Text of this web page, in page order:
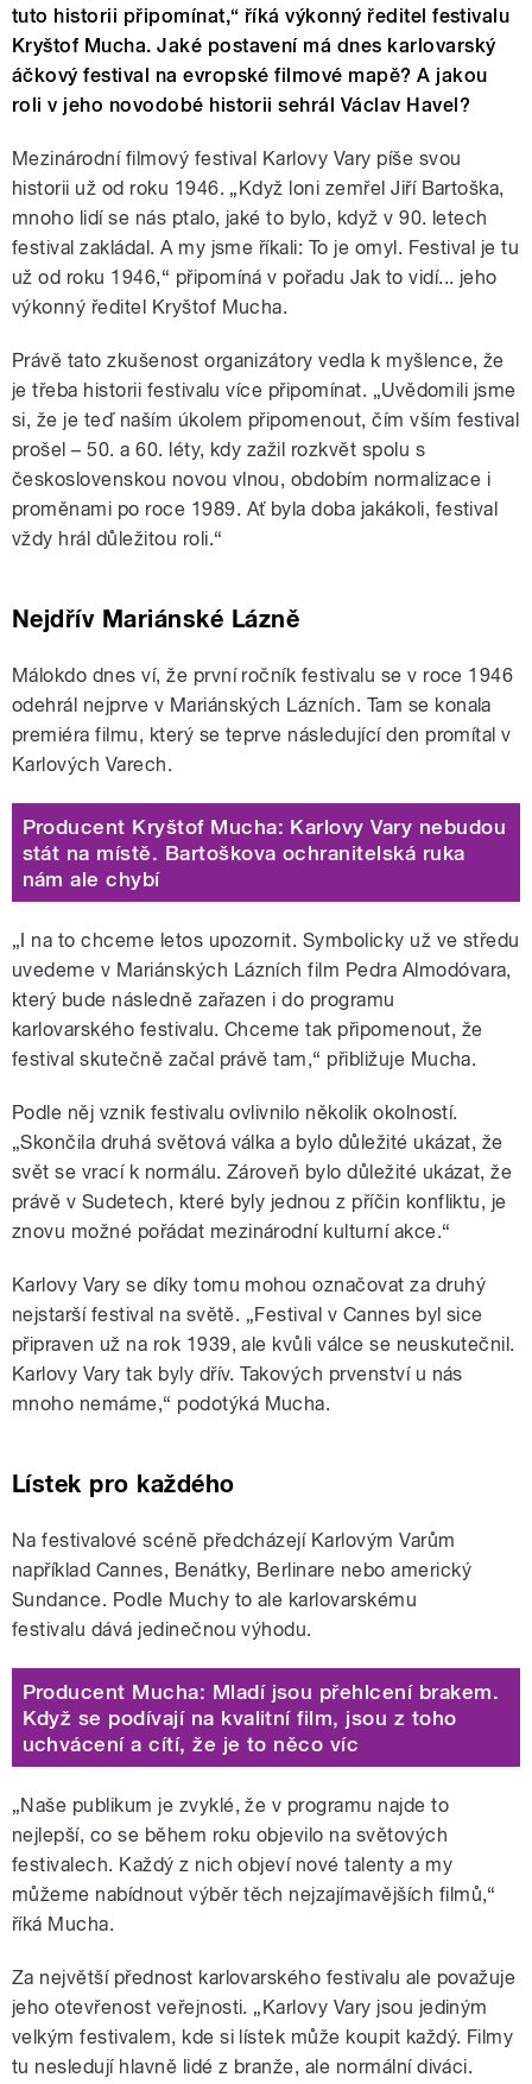
tuto historii připomínat,“ říká výkonný ředitel festivalu
Kryštof Mucha. Jaké postavení má dnes karlovarský
áčkový festival na evropské filmové mapě? A jakou
roli v jeho novodobé historii sehrál Václav Havel?
Mezinárodní filmový festival Karlovy Vary píše svou
historii už od roku 1946. „Když loni zemřel Jiří Bartoška,
mnoho lidí se nás ptalo, jaké to bylo, když v 90. letech
festival zakládal. A my jsme říkali: To je omyl. Festival je tu
už od roku 1946,“ připomíná v pořadu Jak to vidí... jeho
výkonný ředitel Kryštof Mucha.
Právě tato zkušenost organizátory vedla k myšlence, že
je třeba historii festivalu více připomínat. „Uvědomili jsme
si, že je teď naším úkolem připomenout, čím vším festival
prošel – 50. a 60. léty, kdy zažil rozkvět spolu s
československou novou vlnou, obdobím normalizace i
proměnami po roce 1989. Ať byla doba jakákoli, festival
vždy hrál důležitou roli.“
Nejdřív Mariánské Lázně
Málokdo dnes ví, že první ročník festivalu se v roce 1946
odehrál nejprve v Mariánských Lázních. Tam se konala
premiéra filmu, který se teprve následující den promítal v
Karlových Varech.
Producent Kryštof Mucha: Karlovy Vary nebudou
stát na místě. Bartoškova ochranitelská ruka
nám ale chybí
„I na to chceme letos upozornit. Symbolicky už ve středu
uvedeme v Mariánských Lázních film Pedra Almodóvara,
který bude následně zařazen i do programu
karlovarského festivalu. Chceme tak připomenout, že
festival skutečně začal právě tam,“ přibližuje Mucha.
Podle něj vznik festivalu ovlivnilo několik okolností.
„Skončila druhá světová válka a bylo důležité ukázat, že
svět se vrací k normálu. Zároveň bylo důležité ukázat, že
právě v Sudetech, které byly jednou z příčin konfliktu, je
znovu možné pořádat mezinárodní kulturní akce.“
Karlovy Vary se díky tomu mohou označovat za druhý
nejstarší festival na světě. „Festival v Cannes byl sice
připraven už na rok 1939, ale kvůli válce se neuskutečnil.
Karlovy Vary tak byly dřív. Takových prvenství u nás
mnoho nemáme,“ podotýká Mucha.
Lístek pro každého
Na festivalové scéně předcházejí Karlovým Varům
například Cannes, Benátky, Berlinare nebo americký
Sundance. Podle Muchy to ale karlovarskému
festivalu dává jedinečnou výhodu.
Producent Mucha: Mladí jsou přehlcení brakem.
Když se podívají na kvalitní film, jsou z toho
uchvácení a cítí, že je to něco víc
„Naše publikum je zvyklé, že v programu najde to
nejlepší, co se během roku objevilo na světových
festivalech. Každý z nich objeví nové talenty a my
můžeme nabídnout výběr těch nejzajímavějších filmů,“
říká Mucha.
Za největší přednost karlovarského festivalu ale považuje
jeho otevřenost veřejnosti. „Karlovy Vary jsou jediným
velkým festivalem, kde si lístek může koupit každý. Filmy
tu nesledují hlavně lidé z branže, ale normální diváci.